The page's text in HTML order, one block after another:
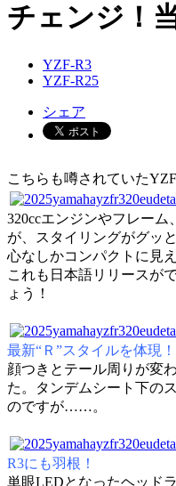
チェンジ！
YZF-R3
YZF-R25
シェア
こちらも噂されていた
320ccエンジンやフレー
が、スタイリングがグッ
心なしかコンパクトに見え
これも日本語リリースが
ょう！
最新“Ｒ”スタイルを体現！
顔つきとテール周りが変
た。タンデムシート下の
のですが……。
R3にも羽根！
単眼LEDとなったヘッド